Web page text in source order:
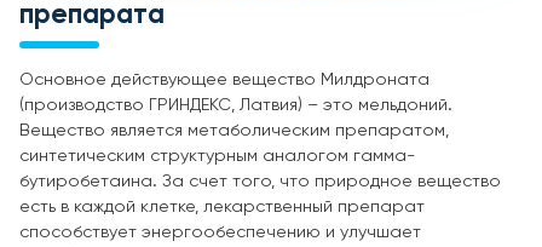
препарата
Основное действующее вещество Милдроната
(производство ГРИНДЕКС, Латвия) – это мельдоний.
Вещество является метаболическим препаратом,
синтетическим структурным аналогом гамма-
бутиробетаина. За счет того, что природное вещество
есть в каждой клетке, лекарственный препарат
способствует энергообеспечению и улучшает